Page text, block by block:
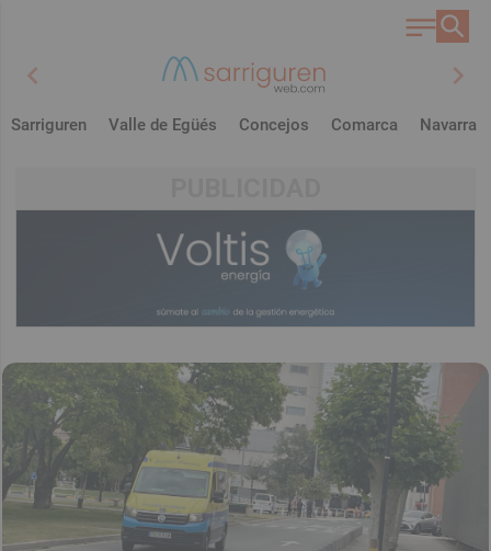
chevron_left chevron_right
Sarriguren Valle de Egüés Concejos Comarca Navarra